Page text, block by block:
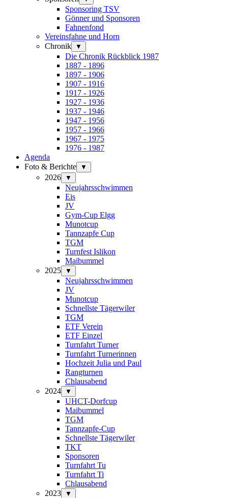
Sponsoring TSV
Gönner und Sponsoren
Fahnenfond
Vereinsfahne und Horn
Chronik
▼
Die Chronik Rückblick 1987
1887 - 1896
1897 - 1906
1907 - 1916
1917 - 1926
1927 - 1936
1937 - 1946
1947 - 1956
1957 - 1966
1967 - 1975
1976 - 1987
Agenda
Foto & Berichte
▼
2026 ▼
Neujahrsschwimmen
Eis
JV
Gym-Cup Elgg
Munotcup
Tannzapfe Cup
TGM
Turnfest Islikon
Maibummel
2025
▼
Neujahrsschwimmen
JV
Munotcup
Schnellste Tägerwiler
TGM
ETF Verein
ETF Einzel
Turnfahrt Turner
Turnfahrt Turnerinnen
Hochzeit Julia und Paul
Rangturnen
Chlausabend
2024
▼
UHCT-Dorfcup
Maibummel
TGM
Tannzapfe-Cup
Schnellste Tägerwiler
TKT
Sponsoren
Turnfahrt Tu
Turnfahrt Ti
Chlausabend
2023
▼